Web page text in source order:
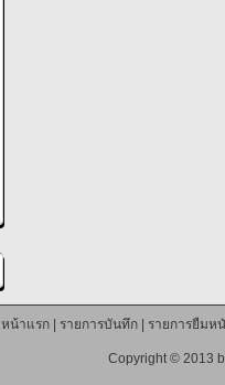
หน้าแรก| รายการบันทึก| รายการยืมห
Copyright © 2013